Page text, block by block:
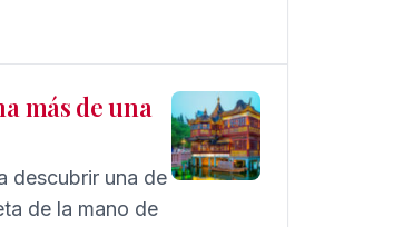
más de una
descubrir una de
de la mano de